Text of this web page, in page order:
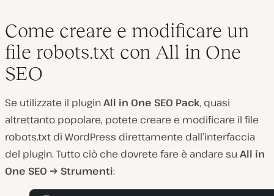
Come creare e modificare un
file robots.txt con All in One
SEO
Se utilizzate il pluginAll in One SEO Pack, quasi
altrettanto popolare, potete creare e modificare il file
robots.txt di WordPress direttamente dall’interfaccia
del plugin. Tutto ciò che dovrete fare è andare su All in
One SEO → Strumenti: